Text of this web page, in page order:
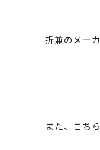
折兼のメー
また、こち